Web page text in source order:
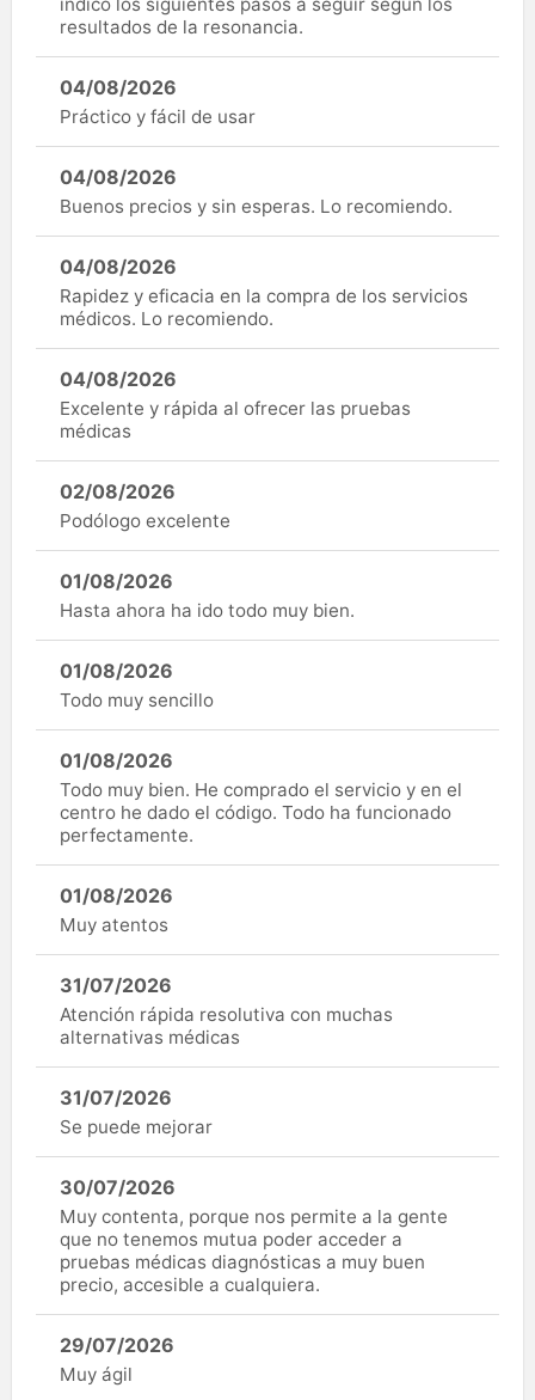
resultados de la resonancia.
04/08/2026
Práctico y fácil de usar
04/08/2026
Buenos precios y sin esperas. Lo recomiendo.
04/08/2026
Rapidez y eficacia en la compra de los servicios
médicos. Lo recomiendo.
04/08/2026
Excelente y rápida al ofrecer las pruebas
médicas
02/08/2026
Podólogo excelente
01/08/2026
Hasta ahora ha ido todo muy bien.
01/08/2026
Todo muy sencillo
01/08/2026
Todo muy bien. He comprado el servicio y en el
centro he dado el código. Todo ha funcionado
perfectamente.
01/08/2026
Muy atentos
31/07/2026
Atención rápida resolutiva con muchas
alternativas médicas
31/07/2026
Se puede mejorar
30/07/2026
Muy contenta, porque nos permite a la gente
que no tenemos mutua poder acceder a
pruebas médicas diagnósticas a muy buen
precio, accesible a cualquiera.
29/07/2026
Muy ágil